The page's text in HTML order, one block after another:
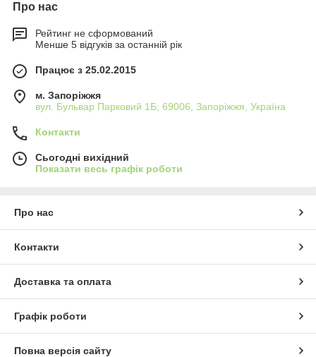
Про нас
Рейтинг не сформований
Менше 5 відгуків за останній рік
Працює з 25.02.2015
м. Запоріжжя
вул. Бульвар Парковий 1Б; 69006, Запоріжжя, Україна
Контакти
Сьогодні вихідний
Показати весь графік роботи
Про нас
Контакти
Доставка та оплата
Графік роботи
Повна версія сайту